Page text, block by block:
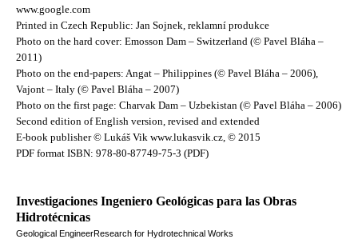
www.google.com
Printed in Czech Republic: Jan Sojnek, reklamní produkce
Photo on the hard cover: Emosson Dam – Switzerland (© Pavel Bláha –
2011)
Photo on the end-papers: Angat – Philippines (© Pavel Bláha – 2006),
Vajont – Italy (© Pavel Bláha – 2007)
Photo on the first page: Charvak Dam – Uzbekistan (© Pavel Bláha – 2006)
Second edition of English version, revised and extended
E-book publisher © Lukáš Vik www.lukasvik.cz, © 2015
PDF format ISBN: 978-80-87749-75-3 (PDF)
Investigaciones Ingeniero Geológicas para las Obras
Hidrotécnicas
Geological EngineerResearch for Hydrotechnical Works